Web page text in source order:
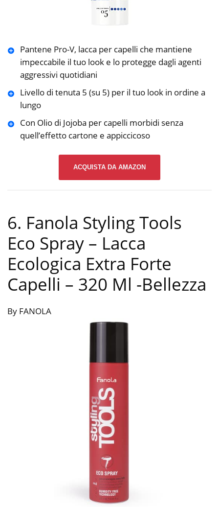
Pantene Pro-V, lacca per capelli che mantiene
impeccabile il tuo look e lo protegge dagli agenti
aggressivi quotidiani
Livello di tenuta 5 (su 5) per il tuo look in ordine a
lungo
Con Olio di Jojoba per capelli morbidi senza
quell’effetto cartone e appiccicoso
ACQUISTA DA AMAZON
6. Fanola Styling Tools
Eco Spray – Lacca
Ecologica Extra Forte
Capelli – 320 Ml -Bellezza
By FANOLA